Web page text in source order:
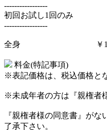
-----------------
初回お試し1回のみ
-----------------
全身 ￥
料金(特記事項)
※表記価格は、税込価格と
※未成年者の方は『親権者
『親権者様の同意書』が
了承下さい。